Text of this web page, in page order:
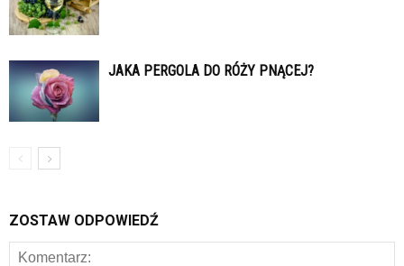
JAKA PERGOLA DO RÓŻY PNĄCEJ?
ZOSTAW ODPOWIEDŹ